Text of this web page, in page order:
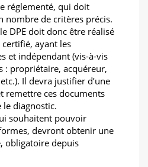
réglementé, qui doit
nombre de critères précis.
DPE doit donc être réalisé
ayant les
et indépendant (vis-à-vis
: propriétaire, acquéreur,
Il devra justifier d’une
remettre ces documents
le diagnostic.
souhaitent pouvoir
devront obtenir une
obligatoire depuis